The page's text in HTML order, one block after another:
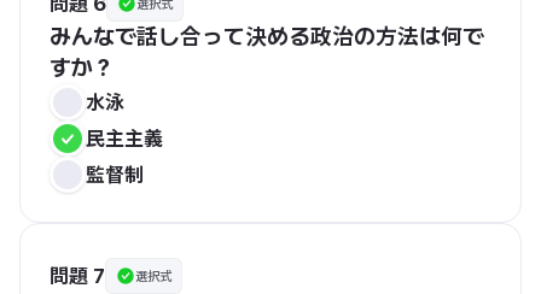
選択式
みんなで話し合って決める政治の方法は何で
すか？
水泳
民主主義
監督制
問題 7 選択式